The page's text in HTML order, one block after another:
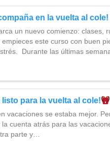
en la vuelta al cole!
un nuevo comienzo:
este curso con buen
Durante las últimas
listo para la vuelta al cole!
vacaciones se estaba mejor.
cuenta atrás para las
parte y…